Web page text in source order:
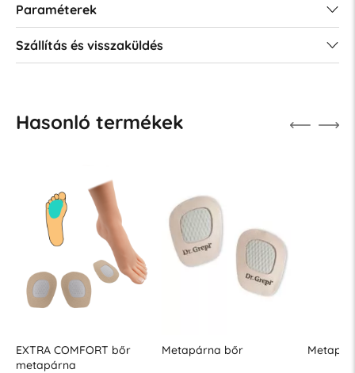
Paraméterek
Szállítás és visszaküldés
Hasonló termékek
EXTRA COMFORT bőr
metapárna
Metapárna bőr